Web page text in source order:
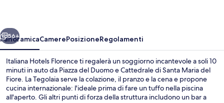
Avanti
56+
PanoramicaCamerePosizioneRegolamenti
Italiana Hotels Florence ti regalerà un soggiorno incantevole a soli 10
minuti in auto da Piazza del Duomo e Cattedrale di Santa Maria del
Fiore. La Tegolaia serve la colazione, il pranzo e la cena e propone
cucina internazionale: l'ideale prima di fare un tuffo nella piscina
all'aperto. Gli altri punti di forza della struttura includono un bar a